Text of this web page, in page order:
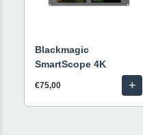
Blackmagic
SmartScope 4K
€75,00 +